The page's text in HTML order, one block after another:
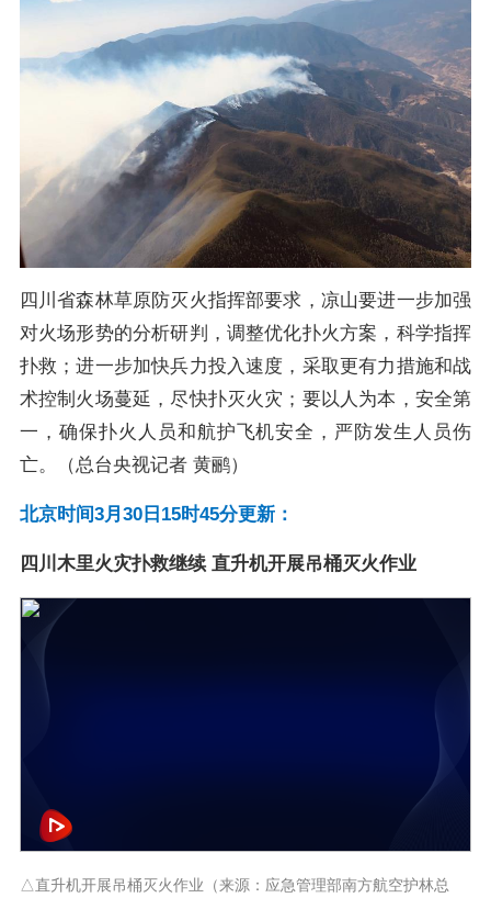
四川省森林草原防灭火指挥部要求，凉山要进一步加强
对火场形势的分析研判，调整优化扑火方案，科学指挥
扑救；进一步加快兵力投入速度，采取更有力措施和战
术控制火场蔓延，尽快扑灭火灾；要以人为本，安全第
一，确保扑火人员和航护飞机安全，严防发生人员伤
亡。（总台央视记者 黄鹂）
北京时间3月30日15时45分更新：
四川木里火灾扑救继续 直升机开展吊桶灭火作业
△直升机开展吊桶灭火作业（来源：应急管理部南方航空护林总